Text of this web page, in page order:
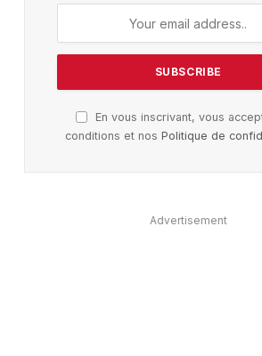
En vous inscrivant, vous
conditions et nosPolitique de
Advertisement